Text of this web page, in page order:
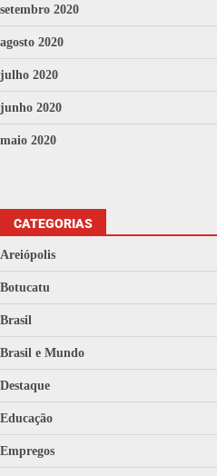
setembro 2020
agosto 2020
julho 2020
junho 2020
maio 2020
CATEGORIAS
Areiópolis
Botucatu
Brasil
Brasil e Mundo
Destaque
Educação
Empregos